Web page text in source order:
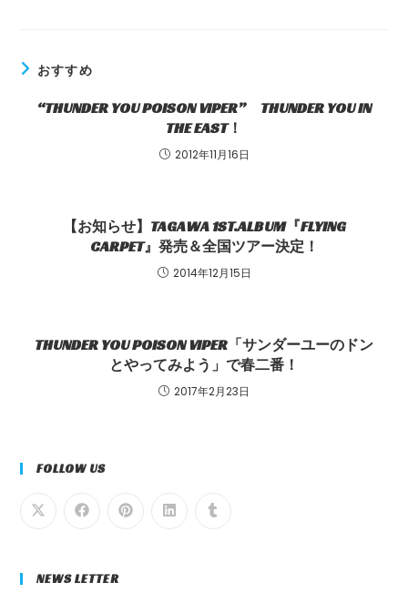
おすすめ
“THUNDER YOU POISON VIPER” THUNDER YOU IN
THE EAST！
2012年11月16日
【お知らせ】TAGAWA 1ST.ALBUM『FLYING
CARPET』発売＆全国ツアー決定！
2014年12月15日
THUNDER YOU POISON VIPER「サンダーユーのドン
とやってみよう」で春二番！
2017年2月23日
FOLLOW US
NEWS LETTER